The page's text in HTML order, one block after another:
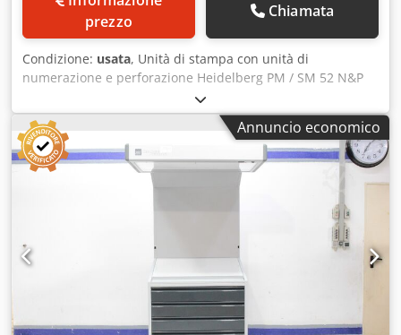
prezzo
Chiamata
Condizione: usata, Unità di stampa con unità di
numerazione e perforazione Heidelberg PM / SM 52 N&P
Unità di stampa con sistema di numerazione e
perforazione Heidelberg PM / SM 52 N&P Anno 2001 - SN.
361748 Unità di stampa Albero di numerazione con 4 anelli
di montaggio 2 bracci perforatori Cjdpox Uz Tzsfx Agderf 2
dispositivi di numerazione 1 camma sinistra e destra
Ispezione video online tramite WhatsApp - MS Zoom -
Telegram In stock a Emskirchen/Norimberga - Disponibile
Annuncio economico